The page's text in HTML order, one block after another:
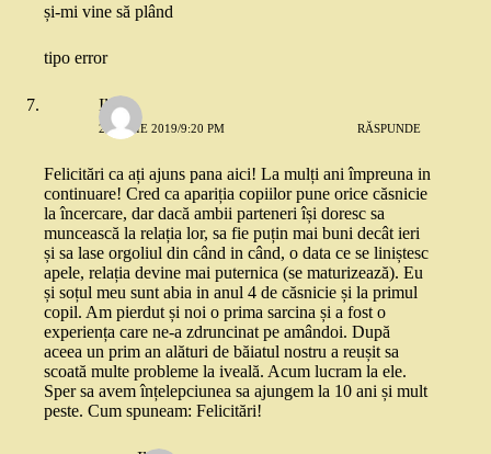
și-mi vine să plând
tipo error
Ilinca
25 IULIE 2019/9:20 PM RĂSPUNDE
Felicitări ca ați ajuns pana aici! La mulți ani împreuna in
continuare! Cred ca apariția copiilor pune orice căsnicie
la încercare, dar dacă ambii parteneri își doresc sa
muncească la relația lor, sa fie puțin mai buni decât ieri
și sa lase orgoliul din când in când, o data ce se liniștesc
apele, relația devine mai puternica (se maturizează). Eu
și soțul meu sunt abia in anul 4 de căsnicie și la primul
copil. Am pierdut și noi o prima sarcina și a fost o
experiența care ne-a zdruncinat pe amândoi. După
aceea un prim an alături de băiatul nostru a reușit sa
scoată multe probleme la iveală. Acum lucram la ele.
Sper sa avem înțelepciunea sa ajungem la 10 ani și mult
peste. Cum spuneam: Felicitări!